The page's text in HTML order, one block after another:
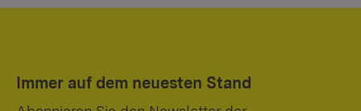
Immer auf dem neuesten Stand